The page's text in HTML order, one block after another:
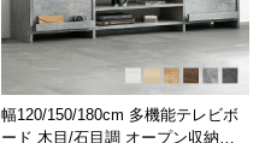
幅120/150/180cm 多機能テレビボ
ード 木目/石目調 オープン収納・